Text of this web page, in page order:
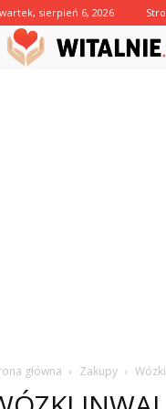
sierpień 6, 2026
główna Zakupy